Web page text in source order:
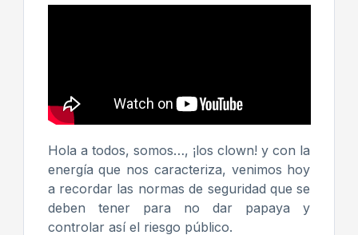
Hola a todos, somos…, ¡los clown! y con la
energía que nos caracteriza, venimos hoy
a recordar las normas de seguridad que se
deben tener para no dar papaya y
controlar así el riesgo público.